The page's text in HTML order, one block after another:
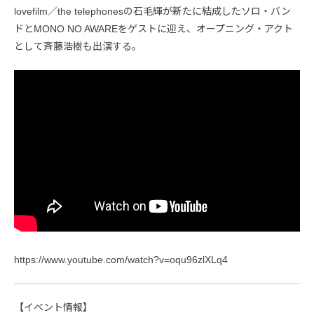
lovefilm／the telephonesの石毛輝が新たに結成したソロ・バン
ドとMONO NO AWAREをゲストに迎え、オープニング・アクト
として斉藤浩樹も出演する。
https://www.youtube.com/watch?v=oqu96zlXLq4
【イベント情報】